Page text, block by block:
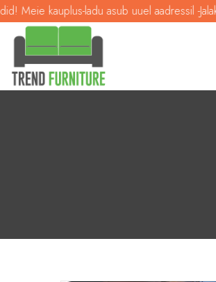
ladu asub uuel aadressil -Jalaka 83-